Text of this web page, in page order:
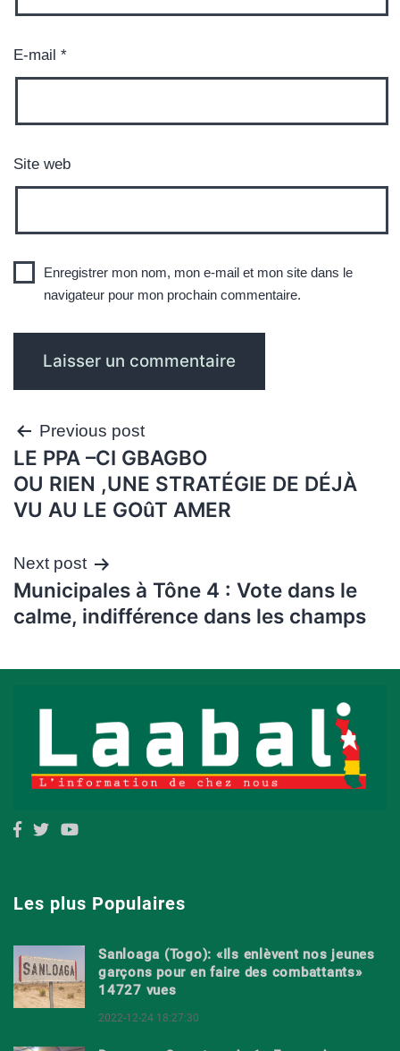
E-mail *
Site web
Enregistrer mon nom, mon e-mail et mon site dans le
navigateur pour mon prochain commentaire.
Navigation
de
l’article
Previous post
LE PPA –CI GBAGBO
OU RIEN ,UNE STRATÉGIE DE DÉJÀ
VU AU LE GOûT AMER
Next post
Municipales à Tône 4 : Vote dans le
calme, indifférence dans les champs
Les plus Populaires
Sanloaga (Togo): «Ils enlèvent nos jeunes
garçons pour en faire des combattants»
14727 vues
2022-12-24 18:27:30